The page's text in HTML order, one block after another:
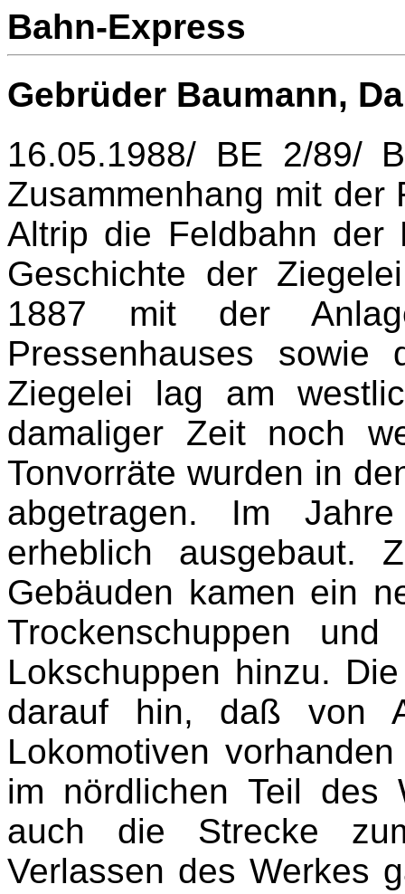
Bahn-Express
Gebrüder Baumann,
16.05.1988/ BE 2/89/
Zusammenhang mit der
Altrip die Feldbahn der
Geschichte der
1887 mit der
Pressenhauses sowie
Ziegelei lag am
damaliger Zeit noch
Tonvorräte wurden in
abgetragen. Im
erheblich ausgebaut.
Gebäuden kamen ein
Trockenschuppen
Lokschuppen hinzu.
darauf hin, daß von
Lokomotiven
im nördlichen Teil des
auch die Strecke
Verlassen des Werkes